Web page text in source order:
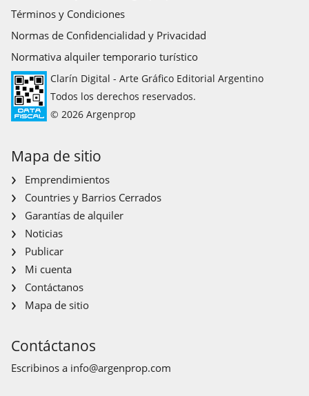
Términos y Condiciones
Normas de Confidencialidad y Privacidad
Normativa alquiler temporario turístico
Clarín Digital - Arte Gráfico Editorial Argentino
Todos los derechos reservados.
© 2026 Argenprop
Mapa de sitio
Emprendimientos
Countries y Barrios Cerrados
Garantías de alquiler
Noticias
Publicar
Mi cuenta
Contáctanos
Mapa de sitio
Contáctanos
Escribinos a info@argenprop.com